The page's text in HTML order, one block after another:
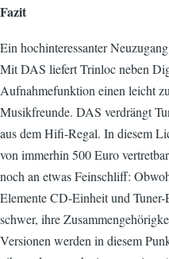
Fazit
Ein hochinteressanter
Mit DAS liefert Trinloc neben
Aufnahmefunktion einen leicht
Musikfreunde. DAS verdrängt
aus dem Hifi-Regal. In diesem
von immerhin 500 Euro
noch an etwas Feinschliff:
Elemente CD-Einheit und
schwer, ihre
Versionen werden in diesem